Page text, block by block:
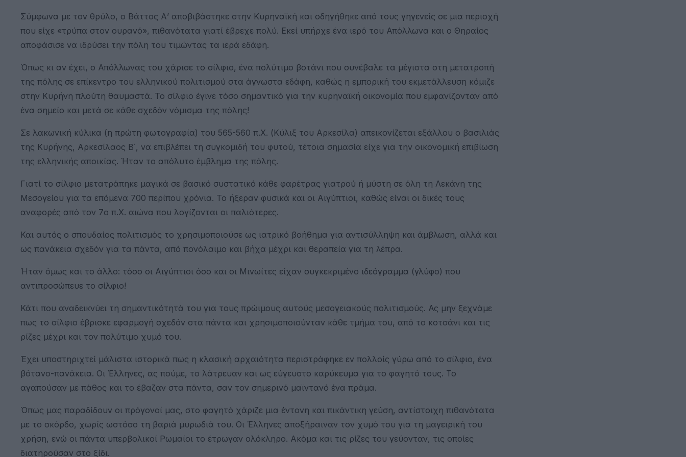
Σύμφωνα με τον θρύλο, ο Βάττος Α’ αποβιβάστηκε στην Κυρηναϊκή και οδηγήθηκε από τους γηγενείς σε μια περιοχή
που είχε «τρύπα στον ουρανό», πιθανότατα γιατί έβρεχε πολύ. Εκεί υπήρχε ένα ιερό του Απόλλωνα και ο Θηραίος
αποφάσισε να ιδρύσει την πόλη του τιμώντας τα ιερά εδάφη.
Όπως κι αν έχει, ο Απόλλωνας του χάρισε το σίλφιο, ένα πολύτιμο βοτάνι που συνέβαλε τα μέγιστα στη μετατροπή
της πόλης σε επίκεντρο του ελληνικού πολιτισμού στα άγνωστα εδάφη, καθώς η εμπορική του εκμετάλλευση κόμιζε
στην Κυρήνη πλούτη θαυμαστά. Το σίλφιο έγινε τόσο σημαντικό για την κυρηναϊκή οικονομία που εμφανίζονταν από
ένα σημείο και μετά σε κάθε σχεδόν νόμισμα της πόλης!
Σε λακωνική κύλικα (η πρώτη φωτογραφία) του 565-560 π.Χ. (Κύλιξ του Αρκεσίλα) απεικονίζεται εξάλλου ο βασιλιάς
της Κυρήνης, Αρκεσίλαος Β΄, να επιβλέπει τη συγκομιδή του φυτού, τέτοια σημασία είχε για την οικονομική επιβίωση
της ελληνικής αποικίας. Ήταν το απόλυτο έμβλημα της πόλης.
Γιατί το σίλφιο μετατράπηκε μαγικά σε βασικό συστατικό κάθε φαρέτρας γιατρού ή μύστη σε όλη τη Λεκάνη της
Μεσογείου για τα επόμενα 700 περίπου χρόνια. Το ήξεραν φυσικά και οι Αιγύπτιοι, καθώς είναι οι δικές τους
αναφορές από τον 7ο π.Χ. αιώνα που λογίζονται οι παλιότερες.
Και αυτός ο σπουδαίος πολιτισμός το χρησιμοποιούσε ως ιατρικό βοήθημα για αντισύλληψη και άμβλωση, αλλά και
ως πανάκεια σχεδόν για τα πάντα, από πονόλαιμο και βήχα μέχρι και θεραπεία για τη λέπρα.
Ήταν όμως και το άλλο: τόσο οι Αιγύπτιοι όσο και οι Μινωίτες είχαν συγκεκριμένο ιδεόγραμμα (γλύφο) που
αντιπροσώπευε το σίλφιο!
Κάτι που αναδεικνύει τη σημαντικότητά του για τους πρώιμους αυτούς μεσογειακούς πολιτισμούς. Ας μην ξεχνάμε
πως το σίλφιο έβρισκε εφαρμογή σχεδόν στα πάντα και χρησιμοποιούνταν κάθε τμήμα του, από το κοτσάνι και τις
ρίζες μέχρι και τον πολύτιμο χυμό του.
Έχει υποστηριχτεί μάλιστα ιστορικά πως η κλασική αρχαιότητα περιστράφηκε εν πολλοίς γύρω από το σίλφιο, ένα
βότανο-πανάκεια. Οι Έλληνες, ας πούμε, το λάτρευαν και ως εύγευστο καρύκευμα για το φαγητό τους. Το
αγαπούσαν με πάθος και το έβαζαν στα πάντα, σαν τον σημερινό μαϊντανό ένα πράμα.
Όπως μας παραδίδουν οι πρόγονοί μας, στο φαγητό χάριζε μια έντονη και πικάντικη γεύση, αντίστοιχη πιθανότατα
με το σκόρδο, χωρίς ωστόσο τη βαριά μυρωδιά του. Οι Έλληνες αποξήραιναν τον χυμό του για τη μαγειρική του
χρήση, ενώ οι πάντα υπερβολικοί Ρωμαίοι το έτρωγαν ολόκληρο. Ακόμα και τις ρίζες του γεύονταν, τις οποίες
διατηρούσαν στο ξίδι.